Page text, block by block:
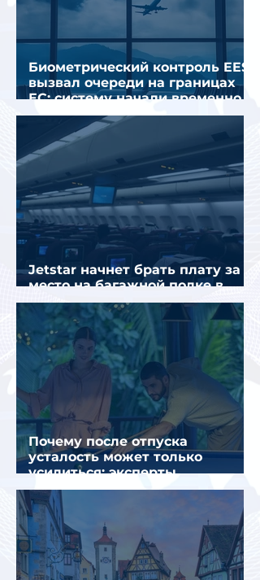
Биометрический контроль EES
вызвал очереди на границах
ЕС: систему начали временно
отключать
Jetstar начнет брать плату за
место на багажной полке в
салоне самолета
Почему после отпуска
усталость может только
усилиться: эксперты
объяснили причины